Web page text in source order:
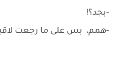
-بجد؟!
-همم، بس على ما رجعت